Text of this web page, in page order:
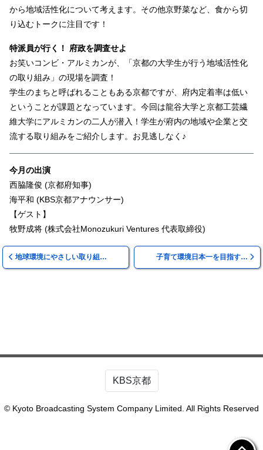
から地域活性化について考えます。その他京野菜など、食から切
り込むトークに注目です！
特派員が行く！ 府政を調査せよ
お笑いコンビ・アルミカンが、「京都の大学生が行う地域活性化
の取り組み」の現場を調査！
学生のまちと呼ばれることもある京都ですが、府内定着率は低い
ということが課題となっています。今回は龍谷大学と京都工芸繊
維大学にアルミカンの二人が潜入！学生が府内の地域や企業と交
流する取り組みをご紹介します。お見逃しなく♪
今月の出演
西脇隆俊 (京都府知事)
海平和 (KBS京都アナウンサー)
【ゲスト】
牧野成将 (株式会社Monozukuri Ventures 代表取締役)
地球環境にやさしい取り組… 子育て環境日本一を目指す…
KBS京都
© Kyoto Broadcasting System Company Limited. All Rights Reserved